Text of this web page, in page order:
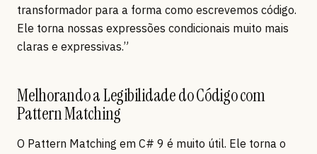
transformador para a forma como escrevemos código.
Ele torna nossas expressões condicionais muito mais
claras e expressivas.”
Melhorando a Legibilidade do Código com
Pattern Matching
O Pattern Matching em C# 9 é muito útil. Ele torna o